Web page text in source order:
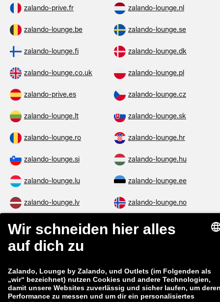
zalando-prive.fr zalando-lounge.nl
zalando-lounge.be zalando-lounge.se
zalando-lounge.fi zalando-lounge.dk
zalando-lounge.co.uk zalando-lounge.pl
zalando-prive.es zalando-lounge.cz
zalando-lounge.lt zalando-lounge.sk
zalando-lounge.ro zalando-lounge.hr
zalando-lounge.si zalando-lounge.hu
zalando-lounge.lu zalando-lounge.ee
zalando-lounge.lv zalando-lounge.no
Sie finden uns
Facebook Instagram